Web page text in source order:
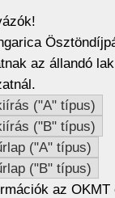
az állandó
("A" típus)
("B" típus)
("A" típus)
("B" típus)
az OKMT